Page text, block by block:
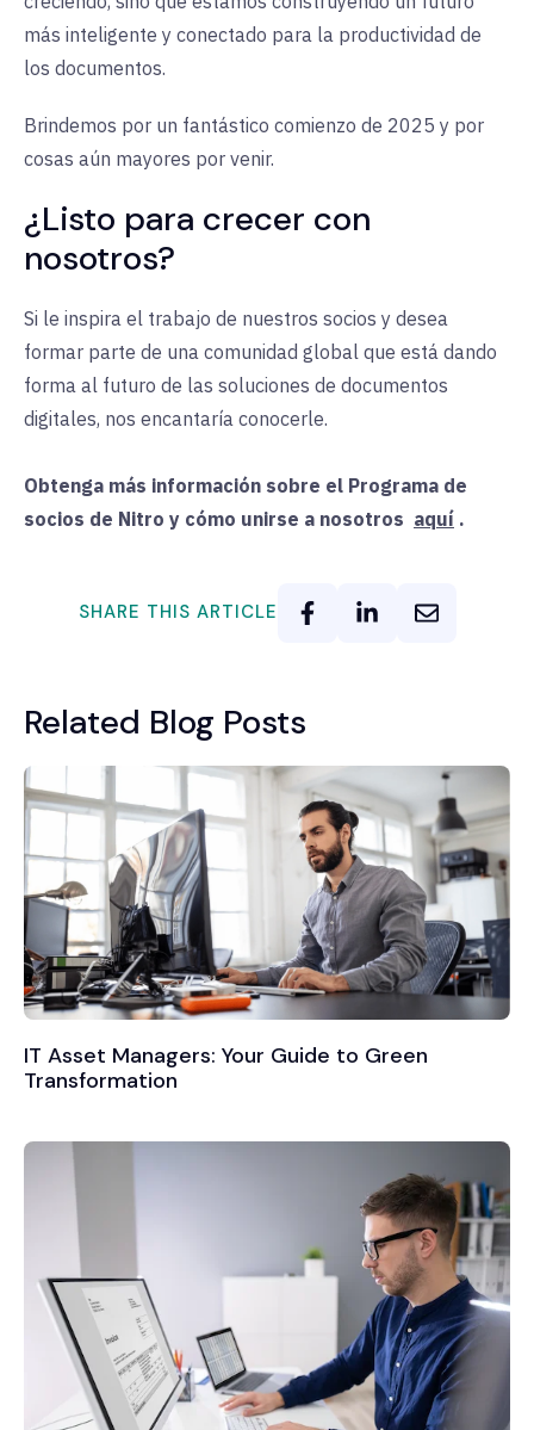
más inteligente y conectado para la productividad de
los documentos.
Brindemos por un fantástico comienzo de 2025 y por
cosas aún mayores por venir.
¿Listo para crecer con
nosotros?
Si le inspira el trabajo de nuestros socios y desea
formar parte de una comunidad global que está dando
forma al futuro de las soluciones de documentos
digitales, nos encantaría conocerle.
Obtenga más información sobre el Programa de
socios de Nitro y cómo unirse a nosotros aquí .
SHARE THIS ARTICLE
Related Blog Posts
IT Asset Managers: Your Guide to Green
Transformation